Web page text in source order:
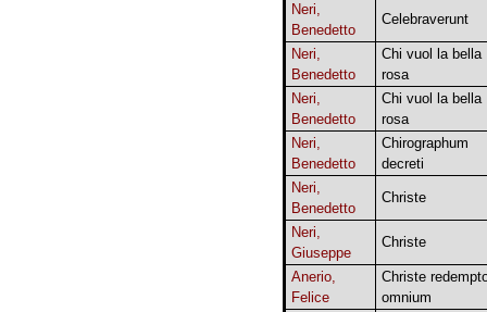
Neri,
Benedetto
Celebraverunt
Neri,
Benedetto
Chi vuol la bella
rosa
Neri,
Benedetto
Chi vuol la bella
rosa
Neri,
Benedetto
Chirographum
decreti
Neri,
Benedetto
Christe
Neri,
Giuseppe
Christe
Anerio,
Felice
Christe
omnium